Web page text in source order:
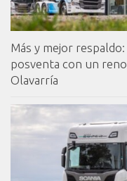
Más y mejor
posventa con un
Olavarría